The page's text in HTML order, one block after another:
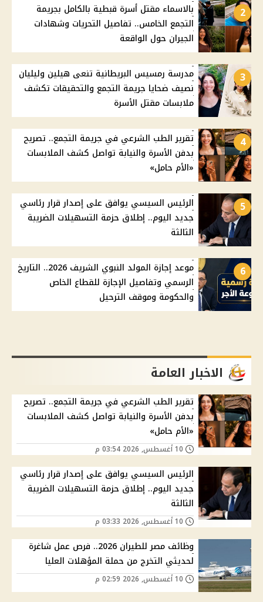
2
بالاسماء مقتل أسرة قبطية بالكامل بجريمة
التجمع الخامس.. تفاصيل التحريات وشهادات
الجيران حول الواقعة
3
مدرسة رمسيس البريطانية تنعى هيلين وليليان
نصيف ضحايا جريمة التجمع والتحقيقات تكشف
ملابسات مقتل الأسرة
4
تقرير الطب الشرعي في جريمة التجمع.. تصريح
بدفن الأسرة والنيابة تواصل كشف الملابسات
«الأم حامل»
5
الرئيس السيسي يوافق على إصدار قرار رئاسي
جديد اليوم.. إطلاق حزمة التسهيلات الضريبة
الثالثة
6
موعد إجازة المولد النبوي الشريف 2026.. التاريخ
الرسمي وتفاصيل الإجازة للقطاع الخاص
والحكومة وموقف الترحيل
الاخبار العامة
تقرير الطب الشرعي في جريمة التجمع.. تصريح
بدفن الأسرة والنيابة تواصل كشف الملابسات
«الأم حامل»
الرئيس السيسي يوافق على إصدار قرار رئاسي
جديد اليوم.. إطلاق حزمة التسهيلات الضريبة
الثالثة
وظائف مصر للطيران 2026.. فرص عمل شاغرة
لحديثي التخرج من حملة المؤهلات العليا